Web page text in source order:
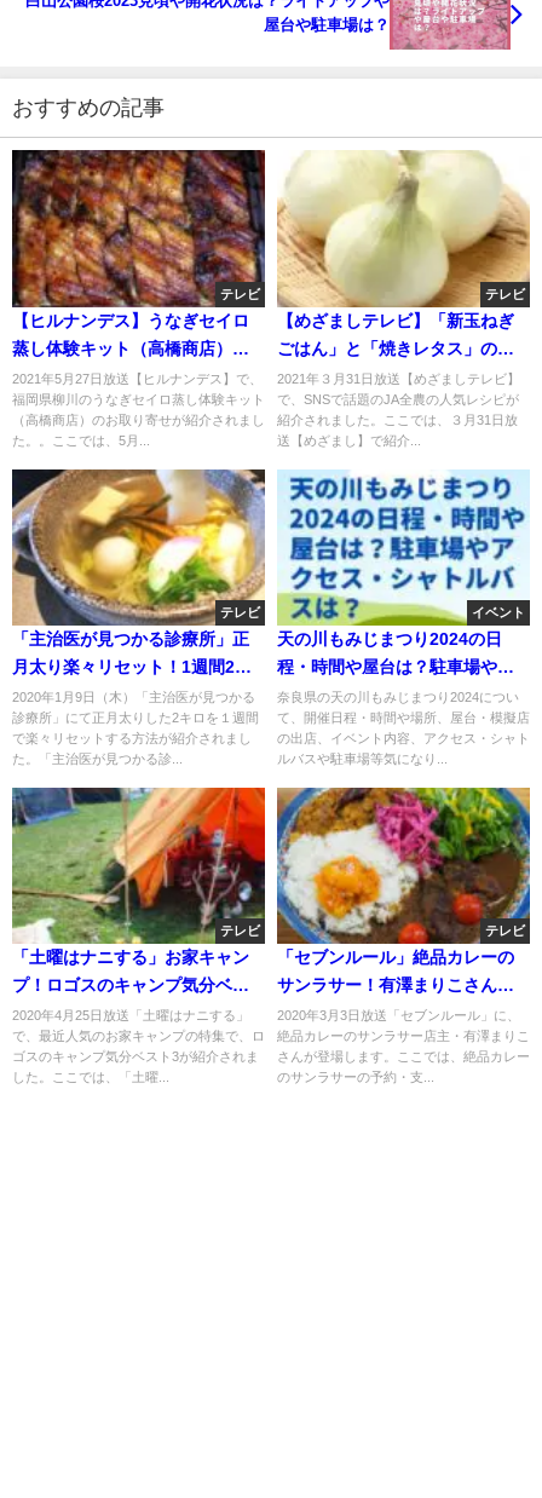
屋台や駐車場は？
おすすめの記事
テレビ
【ヒルナンデス】うなぎセイロ
蒸し体験キット（高橋商店）の
お取り寄せ！福岡県柳川名物！5
月27日
2021年5月27日放送【ヒルナンデス】で、
福岡県柳川のうなぎセイロ蒸し体験キット
（高橋商店）のお取り寄せが紹介されまし
た。。ここでは、5月...
テレビ
【めざましテレビ】「新玉ねぎ
ごはん」と「焼きレタス」のレ
シピ！全農発！3月31日
2021年３月31日放送【めざましテレビ】
で、SNSで話題のJA全農の人気レシピが
紹介されました。ここでは、３月31日放
送【めざまし】で紹介...
テレビ
「主治医が見つかる診療所」正
月太り楽々リセット！1週間2キ
ロ減？
2020年1月9日（木）「主治医が見つかる
診療所」にて正月太りした2キロを１週間
で楽々リセットする方法が紹介されまし
た。「主治医が見つかる診...
イベント
天の川もみじまつり2024の日
程・時間や屋台は？駐車場やア
クセス・シャトルバスは？
奈良県の天の川もみじまつり2024につい
て、開催日程・時間や場所、屋台・模擬店
の出店、イベント内容、アクセス・シャト
ルバスや駐車場等気になり...
テレビ
「土曜はナニする」お家キャン
プ！ロゴスのキャンプ気分ベス
ト3!
2020年4月25日放送「土曜はナニする」
で、最近人気のお家キャンプの特集で、ロ
ゴスのキャンプ気分ベスト3が紹介されま
した。ここでは、「土曜...
テレビ
「セブンルール」絶品カレーの
サンラサー！有澤まりこさんの7
つのルールは？
2020年3月3日放送「セブンルール」に、
絶品カレーのサンラサー店主・有澤まりこ
さんが登場します。ここでは、絶品カレー
のサンラサーの予約・支...